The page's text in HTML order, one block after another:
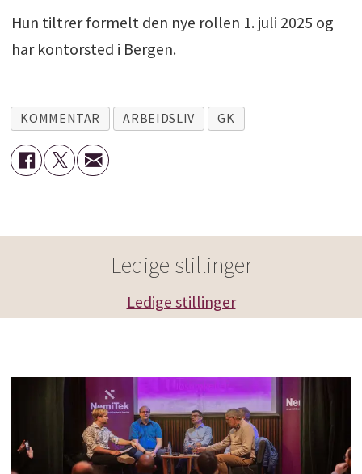
Hun tiltrer formelt den nye rollen 1. juli 2025 og
har kontorsted i Bergen.
KOMMENTAR ARBEIDSLIV GK
Ledige stillinger
Ledige stillinger